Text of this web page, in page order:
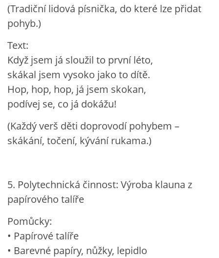
(Tradiční lidová písnička, do které lze přidat
pohyb.)
Text:
Když jsem já sloužil to první léto,
skákal jsem vysoko jako to dítě.
Hop, hop, hop, já jsem skokan,
podívej se, co já dokážu!
(Každý verš děti doprovodí pohybem –
skákání, točení, kývání rukama.)
5. Polytechnická činnost: Výroba klauna z
papírového talíře
Pomůcky:
• Papírové talíře
• Barevné papíry, nůžky, lepidlo